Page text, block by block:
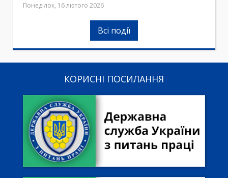
Понеділок, 16 лютого 2026
Всі події
КОРИСНІ ПОСИЛАННЯ